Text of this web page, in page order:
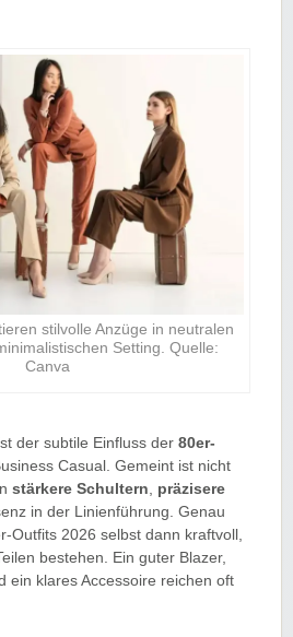
stilvolle Anzüge in neutralen
Setting. Quelle:
Canva
der subtile Einfluss der 80er-
Casual. Gemeint ist nicht
stärkere Schultern
präzisere
in der Linienführung. Genau
Outfits 2026 selbst dann kraftvoll,
bestehen. Ein guter Blazer,
ein klares Accessoire reichen oft